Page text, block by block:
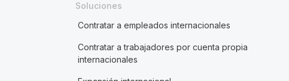
Soluciones
Contratar a empleados internacionales
Contratar a trabajadores por cuenta propia
internacionales